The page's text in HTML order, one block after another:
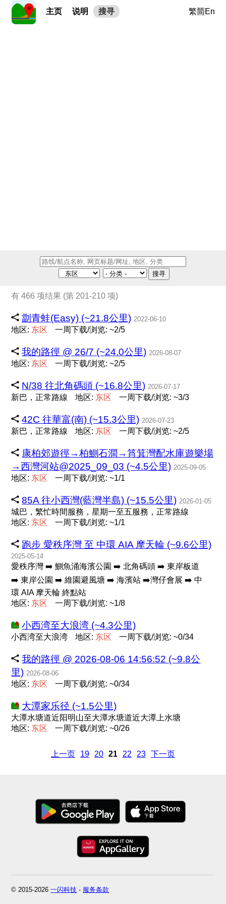
主页 说明 搜寻 繁简En
搜寻
有 466 项结果 (第 201-210 项)
劏青蛙(Easy) (~21.8公里) 2022-06-10
地区: 东区 一周下载/浏览: ~2/5
我的路徑 @ 26/7 (~24.0公里) 2026-08-07
地区: 东区 一周下载/浏览: ~2/5
N/38 往北角碼頭 (~16.8公里) 2026-07-17
新巴，正常路線 地区: 东区 一周下载/浏览: ~3/3
42C 往華富(南) (~15.3公里) 2026-07-23
新巴，正常路線 地区: 东区 一周下载/浏览: ~2/5
康柏郊遊徑→柏鰂石澗→筲箕灣配水庫遊樂場
→西灣河站@2025_09_03 (~4.5公里) 2025-09-05
地区: 东区 一周下载/浏览: ~1/1
85A 往小西灣(藍灣半島) (~15.5公里) 2026-01-05
城巴，繁忙時間服務，星期一至五服務，正常路線
地区: 东区 一周下载/浏览: ~1/1
跑步 愛秩序灣 至 中環 AIA 摩天輪 (~9.6公里)
2025-05-14
愛秩序灣 ➡️ 鰂魚涌海濱公園 ➡️ 北角碼頭 ➡️ 東岸板道
➡️ 東岸公園 ➡️ 維園避風塘 ➡️ 海濱站 ➡️灣仔會展 ➡️ 中
環 AIA 摩天輪 終點站
地区: 东区 一周下载/浏览: ~1/8
小西湾至大浪湾 (~4.3公里)
小西湾至大浪湾 地区: 东区 一周下载/浏览: ~0/34
我的路徑 @ 2026-08-06 14:56:52 (~9.8公
里) 2026-08-06
地区: 东区 一周下载/浏览: ~0/34
大潭家乐径 (~1.5公里)
大潭水塘道近阳明山至大潭水塘道近大潭上水塘
地区: 东区 一周下载/浏览: ~0/26
上一页 19 20 21 22 23 下一页
© 2015-2026一闪科技 - 服务条款